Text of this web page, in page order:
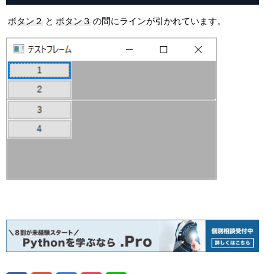
ボタン２ と ボタン３ の間にラインが引かれています。